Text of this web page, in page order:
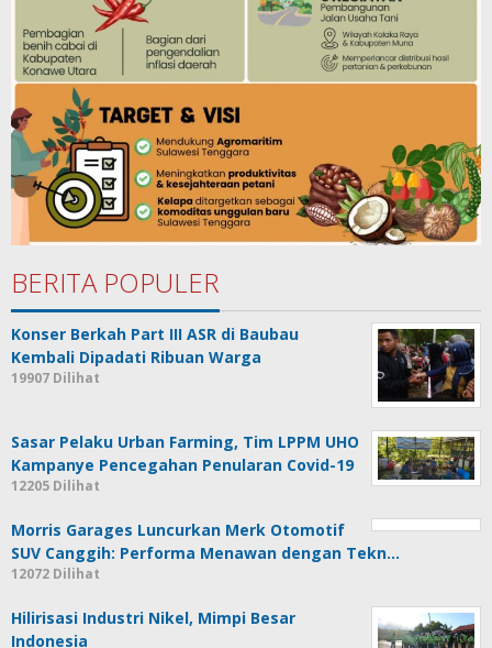
BERITA POPULER
Konser Berkah Part III ASR di Baubau
Kembali Dipadati Ribuan Warga
19907 Dilihat
Sasar Pelaku Urban Farming, Tim LPPM UHO
Kampanye Pencegahan Penularan Covid-19
12205 Dilihat
Morris Garages Luncurkan Merk Otomotif
SUV Canggih: Performa Menawan dengan Tekn…
12072 Dilihat
Hilirisasi Industri Nikel, Mimpi Besar
Indonesia